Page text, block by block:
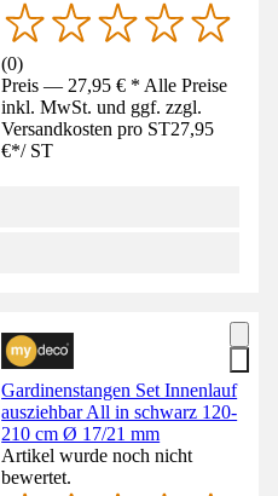
(0)
Preis — 27,95 € * Alle Preise
inkl. MwSt. und ggf. zzgl.
Versandkosten pro ST27,95
€*/ ST
Gardinenstangen Set Innenlauf
ausziehbar All in schwarz 120-
210 cm Ø 17/21 mm
Artikel wurde noch nicht
bewertet.